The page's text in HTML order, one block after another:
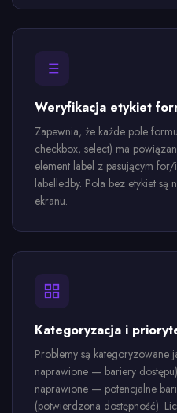
Weryfikacja etykiet
Zapewnia, że każde pole
checkbox, select) ma
element label z pasującym
labelledby. Pola bez etykiet są
ekranu.
Kategoryzacja i
Problemy są kategoryzowane
naprawione — bariery
naprawione — potencjalne
(potwierdzona dostępność).